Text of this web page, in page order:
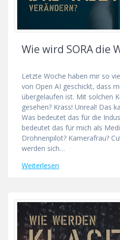
Wie wird SORA die
Letzte Woche haben mir so
von Open AI geschickt, dass
übergelaufen ist. Mit solchen
gesehen? Krass! Unreal! Das
Was bedeutet das für die
bedeutet das für mich als
Drohnenpilot? Kamerafrau?
werden sich…
Weiterlesen